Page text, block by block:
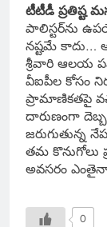
టీటీడీ ప్రతిష్ట
పాలిస్టర్‌ను
నష్టమే కాదు…
శ్రీవారి ఆలయ
వీఐపీల కోసం
ప్రామాణికతపై
దారుణంగా
జరుగుతున్న
తమ కొనుగోలు
అవసరం
0